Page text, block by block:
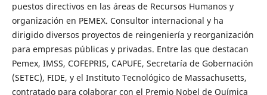
puestos directivos en las áreas de Recursos Humanos y
organización en PEMEX. Consultor internacional y ha
dirigido diversos proyectos de reingeniería y reorganización
para empresas públicas y privadas. Entre las que destacan
Pemex, IMSS, COFEPRIS, CAPUFE, Secretaría de Gobernación
(SETEC), FIDE, y el Instituto Tecnológico de Massachusetts,
contratado para colaborar con el Premio Nobel de Química